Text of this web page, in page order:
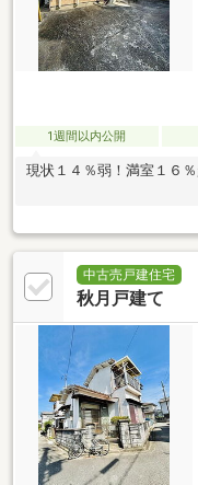
1週間以内公開
現状１４％弱！満室１６
中古売戸建住宅
秋月戸建て